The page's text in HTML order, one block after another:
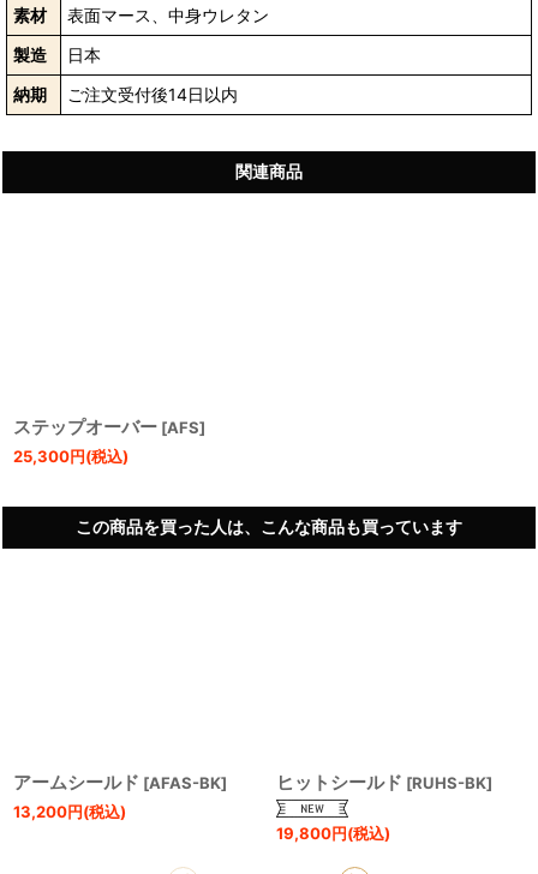
素材
表面マース、中身ウレタン
製造
日本
納期
ご注文受付後14日以内
関連商品
ステップオーバー [AFS]
25,300円(税込)
この商品を買った人は、こんな商品も買っています
アームシールド [AFAS-BK]
13,200円(税込)
ヒットシールド [RUHS-BK]
19,800円(税込)